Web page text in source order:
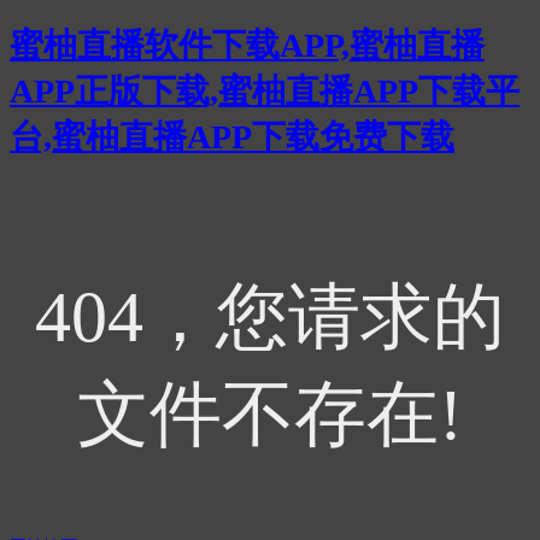
蜜柚直播软件下载APP,蜜柚直播
APP正版下载,蜜柚直播APP下载平
台,蜜柚直播APP下载免费下载
404，您请求的
文件不存在!